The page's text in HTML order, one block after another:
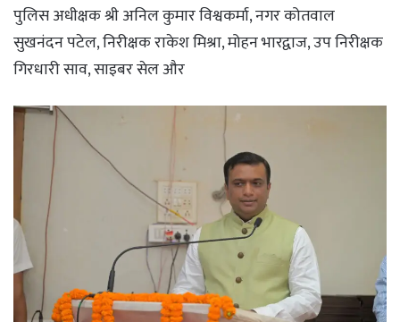
पुलिस अधीक्षक श्री अनिल कुमार विश्वकर्मा, नगर कोतवाल
सुखनंदन पटेल, निरीक्षक राकेश मिश्रा, मोहन भारद्वाज, उप निरीक्षक
गिरधारी साव, साइबर सेल और